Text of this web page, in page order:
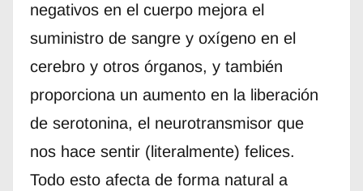
negativos en el cuerpo mejora el
suministro de sangre y oxígeno en el
cerebro y otros órganos, y también
proporciona un aumento en la liberación
de serotonina, el neurotransmisor que
nos hace sentir (literalmente) felices.
Todo esto afecta de forma natural a